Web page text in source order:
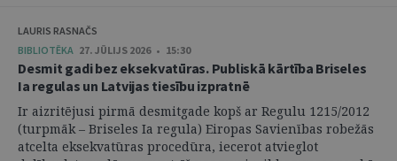
LAURIS RASNAČS
BIBLIOTĒKA 27. JŪLIJS 2026 • 15:30
Desmit gadi bez eksekvatūras. Publiskā kārtība Briseles
Ia regulas un Latvijas tiesību izpratnē
Ir aizritējusi pirmā desmitgade kopš ar Regulu 1215/2012
(turpmāk – Briseles Ia regula) Eiropas Savienības robežās
atcelta eksekvatūras procedūra, iecerot atvieglot